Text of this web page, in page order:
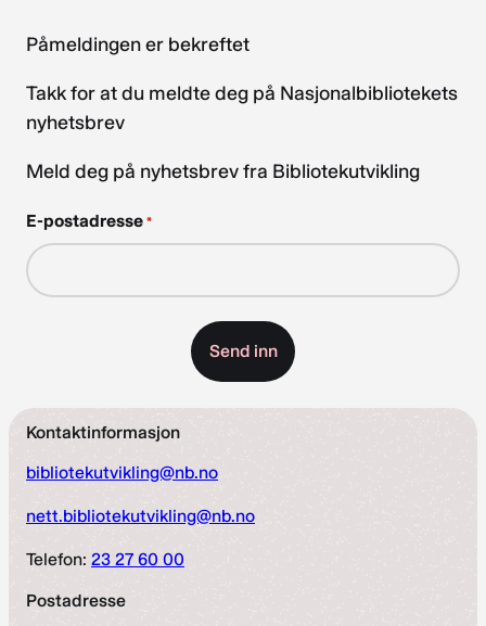
Påmeldingen er bekreftet
Takk for at du meldte deg på Nasjonalbibliotekets
nyhetsbrev
Meld deg på nyhetsbrev fra Bibliotekutvikling
E-postadresse *
Kontaktinformasjon
bibliotekutvikling@nb.no
nett.bibliotekutvikling@nb.no
Telefon: 23 27 60 00
Postadresse